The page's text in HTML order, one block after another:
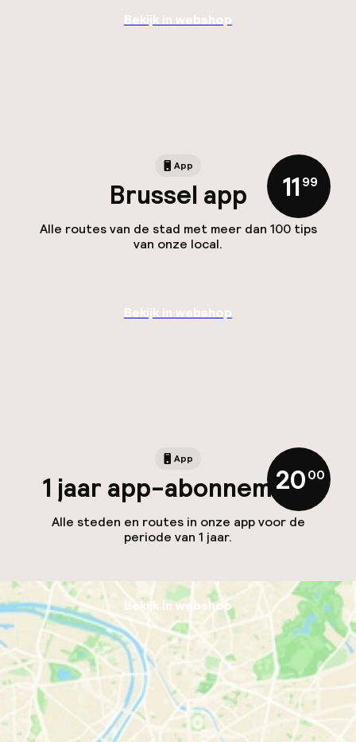
Bekijk in webshop
App
Brussel app
Alle routes van de stad met meer dan 100 tips
van onze local.
11 ,99
Bekijk in webshop
App
1 jaar app-abonnement
Alle steden en routes in onze app voor de
periode van 1 jaar.
20,00
Bekijk in webshop